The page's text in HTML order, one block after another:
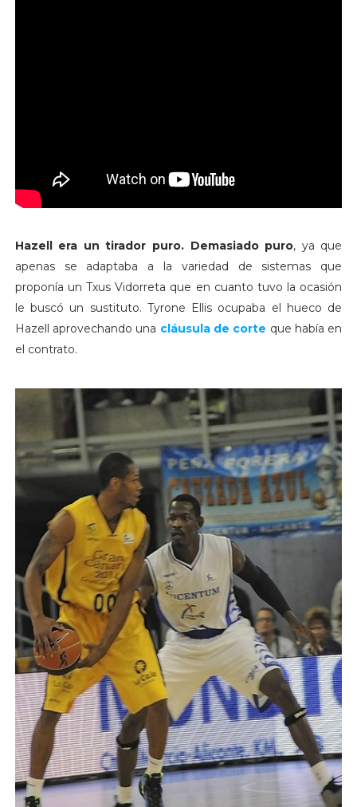
Hazell era un tirador puro. Demasiado puro, ya que
apenas se adaptaba a la variedad de sistemas que
proponía un Txus Vidorreta que en cuanto tuvo la ocasión
le buscó un sustituto. Tyrone Ellis ocupaba el hueco de
Hazell aprovechando una cláusula de corte que había en
el contrato.